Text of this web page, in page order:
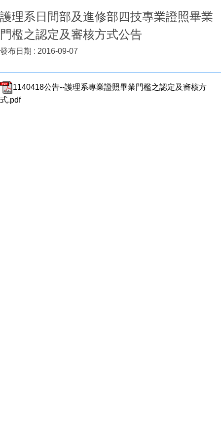
護理系日間部及進修部四技專業證照畢業
門檻之認定及審核方式公告
發布日期 : 2016-09-07
1140418公告--護理系專業證照畢業門檻之認定及審核方
式.pdf